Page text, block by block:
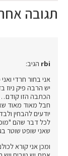
תגובה
rbi הגיב:
אני בחור חרדי
יש הרבה פיק ניוז
הכתבה הזו
חבל מאוד מאוד
יודעים להבחין
לכל דבר שהם
שאני שופט שוטר
ומכן אני קורא